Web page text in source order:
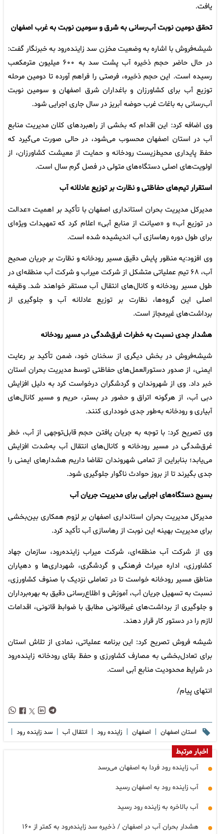
یافت.
تحقق دومین نوبت آب‌رسانی به شرق و سومین نوبت به غرب اصفهان
شیشه‌فروش با اشاره به وضعیت مخزن سد زاینده‌رود به خبرنگار گفت:
در حال حاضر حجم ذخیره آب پشت سد به ۶۰۰ میلیون مترمکعب
رسیده است. این حجم ذخیره، فرصتی را فراهم آورده تا دومین مرحله
توزیع آب برای کشاورزان و باغداران شرق اصفهان و سومین نوبت
آب‌رسانی به باغات غرب حوضه آبریز در سال جاری اجرایی شود.
وی اضافه کرد: این اقدام که بخشی از راهبردهای کلان مدیریت منابع
آب در استان اصفهان محسوب می‌شود، در حالی صورت می‌گیرد که
حفظ پایداری محیط‌زیست رودخانه و حمایت از معیشت کشاورزان، از
اولویت‌های اصلی دستگاه‌های متولی در فصل گرم سال است.
استقرار تیم‌های حفاظتی و نظارت بر توزیع عادلانه آب
مدیرکل مدیریت بحران استانداری اصفهان با تأکید بر اهمیت «عدالت
در توزیع آب» و «صیانت از منابع آبی» اعلام کرد که تمهیدات ویژه‌ای
برای طول دوره رهاسازی آب اندیشیده شده است.
وی افزود:یه منظور پایش دقیق مسیر رودخانه و نظارت بر جریان صحیح
آب، ۶۸ تیم عملیاتی متشکل از شرکت میراب و شرکت آب منطقه‌ای در
طول مسیر رودخانه و کانال‌های انتقال آب مستقر خواهند شد. وظیفه
اصلی این گروه‌ها، نظارت بر توزیع عادلانه آب و جلوگیری از
برداشت‌های غیرمجاز است.
هشدار جدی نسبت به خطرات غرق‌شدگی در مسیر رودخانه
شیشه‌فروش در بخش دیگری از سخنان خود، ضمن تأکید بر رعایت
ایمنی، از صدور دستورالعمل‌های حفاظتی توسط مدیریت بحران استان
خبر داد. وی از شهروندان و گردشگران درخواست کرد به دلیل افزایش
دبی آب، از هرگونه اتراق و حضور در بستر، حریم و مسیر کانال‌های
آبیاری و رودخانه به‌طور جدی خودداری کنند.
وی تصریح کرد: با توجه به جریان یافتن حجم قابل‌توجهی از آب، خطر
غرق‌شدگی در مسیر رودخانه و کانال‌های انتقال آب به‌شدت افزایش
می‌یابد؛ بنابراین از تمامی شهروندان تقاضا داریم هشدارهای ایمنی را
جدی بگیرند تا از بروز حوادث ناگوار جلوگیری شود.
بسیج دستگاه‌های اجرایی برای مدیریت جریان آب
مدیرکل مدیریت بحران استانداری اصفهان بر لزوم همکاری بین‌بخشی
برای مدیریت بهینه این نوبت از رهاسازی آب تأکید کرد.
وی از شرکت آب منطقه‌ای، شرکت میراب زاینده‌رود، سازمان جهاد
کشاورزی، اداره میراث فرهنگی و گردشگری، شهرداری‌ها و دهیاران
مناطق مسیر رودخانه خواست تا در تعاملی نزدیک با صنوف کشاورزی،
نسبت به تسهیل جریان آب، آموزش و اطلاع‌رسانی دقیق به بهره‌برداران
و جلوگیری از برداشت‌های غیرقانونی مطابق با ضوابط قانونی، اقدامات
لازم را در دستور کار قرار دهند.
شیشه فروش تصریح کرد: این برنامه عملیاتی، نمادی از تلاش استان
برای تعادل‌بخشی به مصارف کشاورزی و حفظ بقای رودخانه زاینده‌رود
در شرایط محدودیت منابع آبی است.
انتهای پیام/
استان اصفهان | اصفهان | زاینده رود | انتقال آب | سد زاینده رود |
اخبار مرتبط
آب زاینده رود فردا به اصفهان می‌رسد
آب زاینده رود به اصفهان رسید
آب بالاخره به زاینده رود رسید
هشدار بحران آب در اصفهان / ذخیره سد زاینده‌رود به کمتر از ۱۶۰